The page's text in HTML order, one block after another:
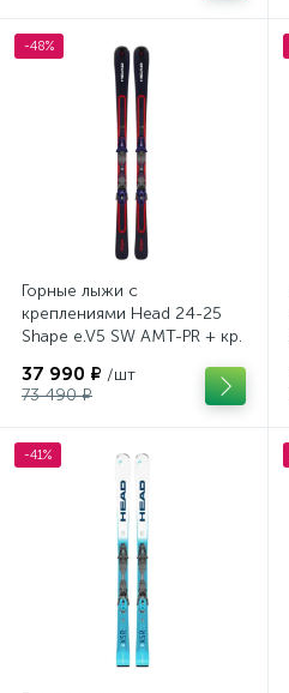
-48%
Горные лыжи с
креплениями Head 24-25
Shape e.V5 SW AMT-PR + кр.
37 990 ₽ /шт
73 490 ₽
-41%